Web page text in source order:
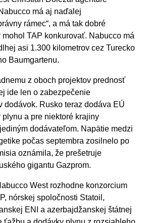
má aj naďalej
rámec“, a má tak dobré
mohol TAP konkurovať. Nabucco má
asi 1.300 kilometrov cez Turecko
Baumgartenu.
z oboch projektov prednosť
ide len o zabezpečenie
dodávok. Rusko teraz dodáva EÚ
a pre niektoré krajiny
dodávateľom. Napätie medzi
počas septembra zosilnelo po
oznámila, že prešetruje
gigantu Gazprom.
West rozhodne konzorcium
nórskej spoločnosti Statoil,
ENI a azerbajdžanskej štátnej